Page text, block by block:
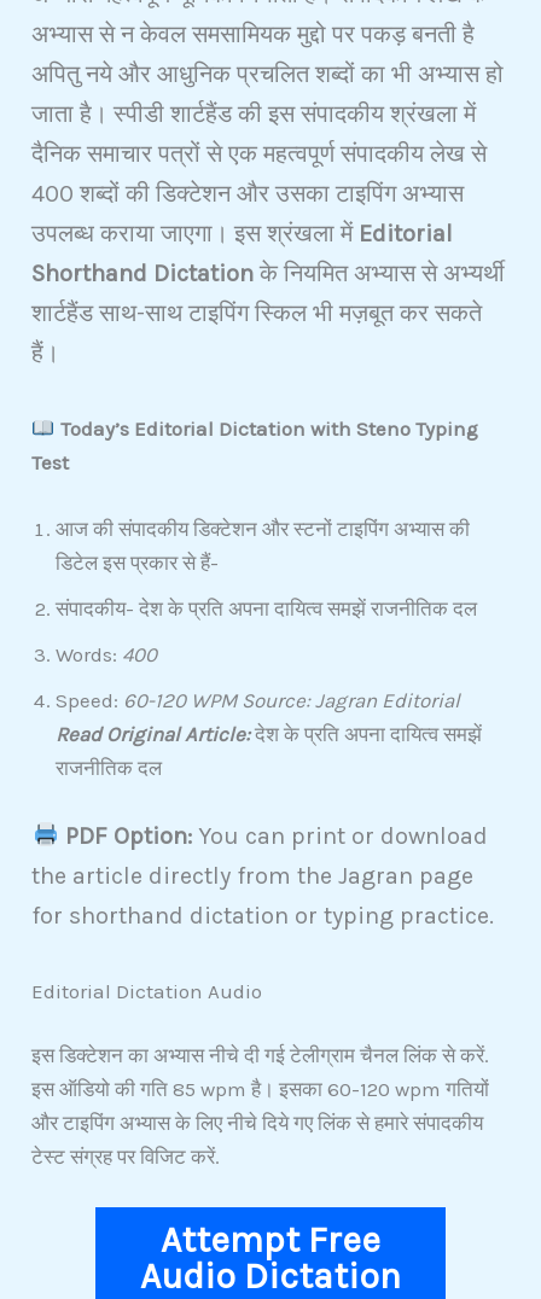
अभ्यास से न केवल समसामियक मुद्दो पर पकड़ बनती है
अपितु नये और आधुनिक प्रचलित शब्दों का भी अभ्यास हो
जाता है। स्पीडी शार्टहैंड की इस संपादकीय श्रंखला में
दैनिक समाचार पत्रों से एक महत्वपूर्ण संपादकीय लेख से
400 शब्दों की डिक्टेशन और उसका टाइपिंग अभ्यास
उपलब्ध कराया जाएगा। इस श्रंखला में Editorial
Shorthand Dictationके नियमित अभ्यास से अभ्यर्थी
शार्टहैंड साथ-साथ टाइपिंग स्किल भी मज़बूत कर सकते
हैं।
Today’s Editorial Dictation with Steno Typing
Test
आज की संपादकीय डिक्टेशन और स्टनों टाइपिंग अभ्यास की
डिटेल इस प्रकार से हैं-
संपादकीय- देश के प्रति अपना दायित्व समझें राजनीतिक दल
Words: 400
Speed: 60-120 WPM Source: Jagran Editorial
Read Original Article:देश के प्रति अपना दायित्व समझें
राजनीतिक दल
PDF Option:You can print or download
the article directly from the Jagran page
for shorthand dictation or typing practice.
Editorial Dictation Audio
इस डिक्टेशन का अभ्यास नीचे दी गई टेलीग्राम चैनल लिंक से करें.
इस ऑडियो की गति 85 wpm है। इसका 60-120 wpm गतियों
और टाइपिंग अभ्यास के लिए नीचे दिये गए लिंक से हमारे संपादकीय
टेस्ट संग्रह पर विजिट करें.
Attempt Free
Audio Dictation